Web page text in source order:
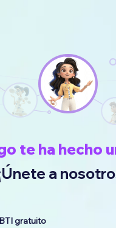
te ha hecho
a
gratuito